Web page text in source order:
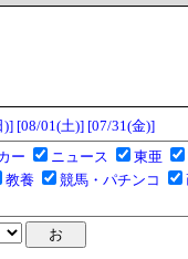
)] [08/01(土)] [07/31(金)]
ー ニュース 東亜
教養 競馬・パチンコ